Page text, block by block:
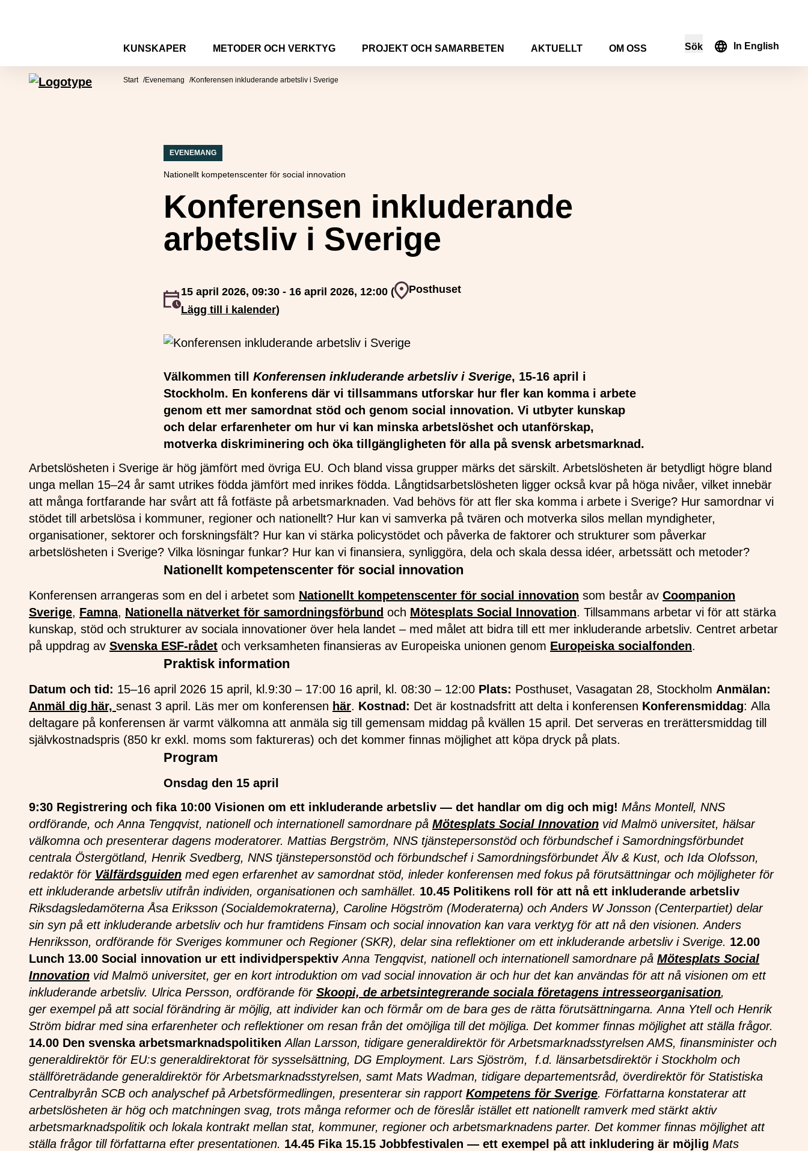
Mötesplatsen Social Innovation
KUNSKAPER METODER OCH VERKTYG PROJEKT OCH SAMARBETEN AKTUELLT OM OSS Sök In English
Start Evenemang Konferensen inkluderande arbetsliv i Sverige
EVENEMANG
Nationellt kompetenscenter för social innovation
Konferensen inkluderande
arbetsliv i Sverige
Event inträffar
15 april 2026, 09:30 - 16 april 2026, 12:00 (
Lägg till i kalender)
Event plats
Posthuset
Välkommen till Konferensen inkluderande arbetsliv i Sverige, 15-16 april i
Stockholm. En konferens där vi tillsammans utforskar hur fler kan komma i arbete
genom ett mer samordnat stöd och genom social innovation. Vi utbyter kunskap
och delar erfarenheter om hur vi kan minska arbetslöshet och utanförskap,
motverka diskriminering och öka tillgängligheten för alla på svensk arbetsmarknad.
Arbetslösheten i Sverige är hög jämfört med övriga EU. Och bland vissa grupper märks det särskilt. Arbetslösheten är betydligt högre bland
unga mellan 15–24 år samt utrikes födda jämfört med inrikes födda. Långtidsarbetslösheten ligger också kvar på höga nivåer, vilket innebär
att många fortfarande har svårt att få fotfäste på arbetsmarknaden. Vad behövs för att fler ska komma i arbete i Sverige? Hur samordnar vi
stödet till arbetslösa i kommuner, regioner och nationellt? Hur kan vi samverka på tvären och motverka silos mellan myndigheter,
organisationer, sektorer och forskningsfält? Hur kan vi stärka policystödet och påverka de faktorer och strukturer som påverkar
arbetslösheten i Sverige? Vilka lösningar funkar? Hur kan vi finansiera, synliggöra, dela och skala dessa idéer, arbetssätt och metoder?
Nationellt kompetenscenter för social innovation
Konferensen arrangeras som en del i arbetet som Nationellt kompetenscenter för social innovation som består av Coompanion
Sverige, Famna, Nationella nätverket för samordningsförbund och Mötesplats Social Innovation. Tillsammans arbetar vi för att stärka
kunskap, stöd och strukturer av sociala innovationer över hela landet – med målet att bidra till ett mer inkluderande arbetsliv. Centret arbetar
på uppdrag av Svenska ESF-rådet och verksamheten finansieras av Europeiska unionen genom Europeiska socialfonden.
Praktisk information
Datum och tid: 15–16 april 2026 15 april, kl.9:30 – 17:00 16 april, kl. 08:30 – 12:00 Plats: Posthuset, Vasagatan 28, Stockholm Anmälan:
Anmäl dig här, senast 3 april. Läs mer om konferensen här. Kostnad: Det är kostnadsfritt att delta i konferensen Konferensmiddag: Alla
deltagare på konferensen är varmt välkomna att anmäla sig till gemensam middag på kvällen 15 april. Det serveras en trerättersmiddag till
självkostnadspris (850 kr exkl. moms som faktureras) och det kommer finnas möjlighet att köpa dryck på plats.
Program
Onsdag den 15 april
9:30 Registrering och fika 10:00 Visionen om ett inkluderande arbetsliv — det handlar om dig och mig! Måns Montell, NNS
ordförande, och Anna Tengqvist, nationell och internationell samordnare på Mötesplats Social Innovation vid Malmö universitet, hälsar
välkomna och presenterar dagens moderatorer. Mattias Bergström, NNS tjänstepersonstöd och förbundschef i Samordningsförbundet
centrala Östergötland, Henrik Svedberg, NNS tjänstepersonstöd och förbundschef i Samordningsförbundet Älv & Kust, och Ida Olofsson,
redaktör för Välfärdsguiden med egen erfarenhet av samordnat stöd, inleder konferensen med fokus på förutsättningar och möjligheter för
ett inkluderande arbetsliv utifrån individen, organisationen och samhället. 10.45 Politikens roll för att nå ett inkluderande arbetsliv
Riksdagsledamöterna Åsa Eriksson (Socialdemokraterna), Caroline Högström (Moderaterna) och Anders W Jonsson (Centerpartiet) delar
sin syn på ett inkluderande arbetsliv och hur framtidens Finsam och social innovation kan vara verktyg för att nå den visionen. Anders
Henriksson, ordförande för Sveriges kommuner och Regioner (SKR), delar sina reflektioner om ett inkluderande arbetsliv i Sverige. 12.00
Lunch 13.00 Social innovation ur ett individperspektivAnna Tengqvist, nationell och internationell samordnare på Mötesplats Social
Innovation vid Malmö universitet, ger en kort introduktion om vad social innovation är och hur det kan användas för att nå visionen om ett
inkluderande arbetsliv. Ulrica Persson, ordförande för Skoopi, de arbetsintegrerande sociala företagens intresseorganisation,
ger exempel på att social förändring är möjlig, att individer kan och förmår om de bara ges de rätta förutsättningarna. Anna Ytell och Henrik
Ström bidrar med sina erfarenheter och reflektioner om resan från det omöjliga till det möjliga. Det kommer finnas möjlighet att ställa frågor.
14.00 Den svenska arbetsmarknadspolitikenAllan Larsson, tidigare generaldirektör för Arbetsmarknadsstyrelsen AMS, finansminister och
generaldirektör för EU:s generaldirektorat för sysselsättning, DG Employment. Lars Sjöström, f.d. länsarbetsdirektör i Stockholm och
ställföreträdande generaldirektör för Arbetsmarknadsstyrelsen, samt Mats Wadman, tidigare departementsråd, överdirektör för Statistiska
Centralbyrån SCB och analyschef på Arbetsförmedlingen, presenterar sin rapport Kompetens för Sverige. Författarna konstaterar att
arbetslösheten är hög och matchningen svag, trots många reformer och de föreslår istället ett nationellt ramverk med stärkt aktiv
arbetsmarknadspolitik och lokala kontrakt mellan stat, kommuner, regioner och arbetsmarknadens parter. Det kommer finnas möjlighet att
ställa frågor till författarna efter presentationen. 14.45 Fika 15.15 Jobbfestivalen — ett exempel på att inkludering är möjlig Mats